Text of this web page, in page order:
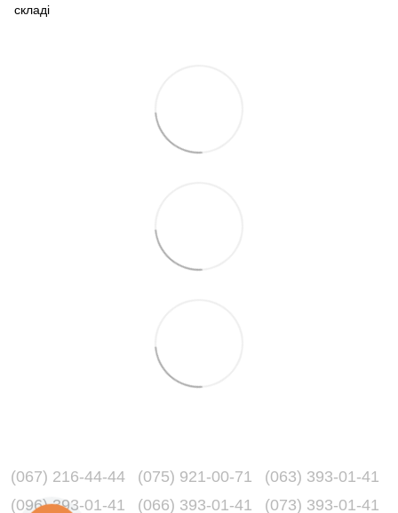
складі
(067) 216-44-44 (075) 921-00-71
(063) 393-01-41
(096) 393-01-41
(066) 393-01-41 (073) 393-01-41